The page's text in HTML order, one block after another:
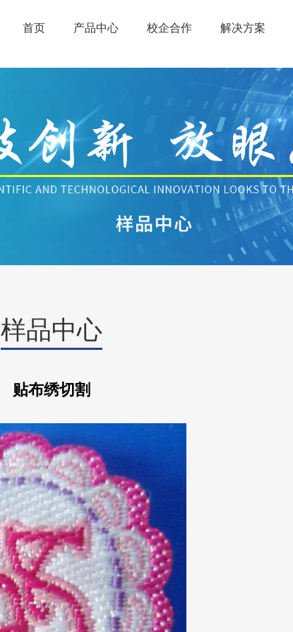
首页 产品中心 校企合作 解决方案
样品中心
贴布绣切割